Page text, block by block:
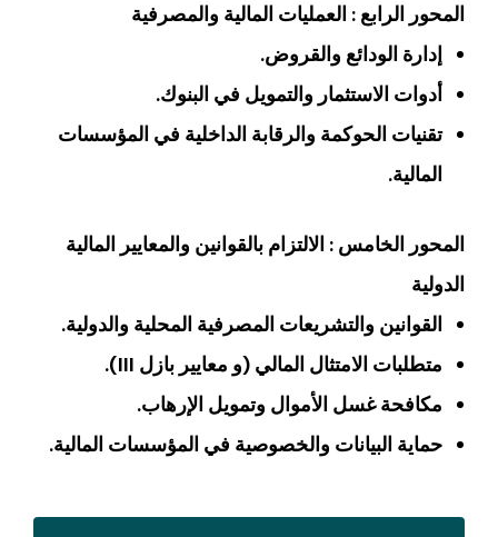
المحور الرابع : العمليات المالية والمصرفية
إدارة الودائع والقروض.
أدوات الاستثمار والتمويل في البنوك.
تقنيات الحوكمة والرقابة الداخلية في المؤسسات
المالية.
المحور الخامس : الالتزام بالقوانين والمعايير المالية
الدولية
القوانين والتشريعات المصرفية المحلية والدولية.
متطلبات الامتثال المالي (و معايير بازل III).
مكافحة غسل الأموال وتمويل الإرهاب.
حماية البيانات والخصوصية في المؤسسات المالية.